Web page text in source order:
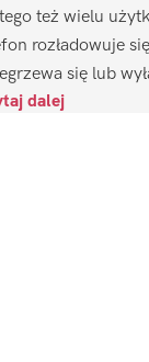
też wielu
rozładowuje
się lub
dalej